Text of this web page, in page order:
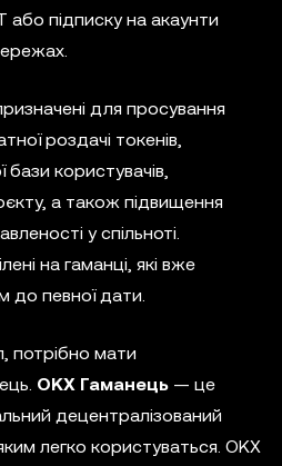
або підписку на акаунти
для просування
роздачі токенів,
користувачів,
а також підвищення
у спільноті.
на гаманці, які вже
до певної дати.
потрібно мати
OKX Гаманець — це
децентралізований
легко користуваться. OKX